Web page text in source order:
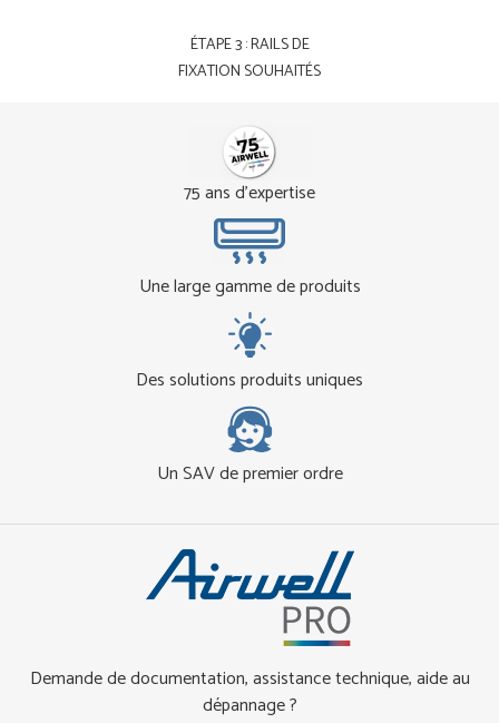
ÉTAPE 3 : RAILS DE
FIXATION SOUHAITÉS
75 ans d'expertise
Une large gamme de produits
Des solutions produits uniques
Un SAV de premier ordre
Demande de documentation, assistance technique, aide au
dépannage ?